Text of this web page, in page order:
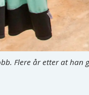
Flere år etter at